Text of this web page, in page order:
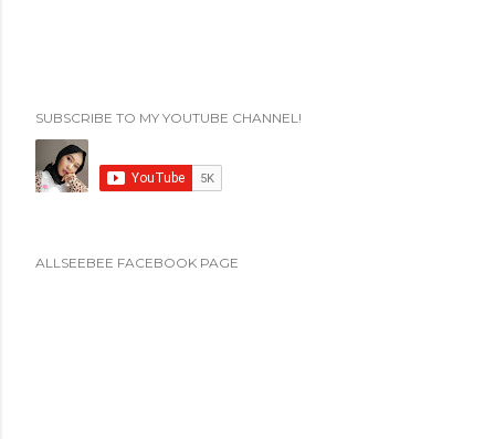
SUBSCRIBE TO MY YOUTUBE CHANNEL!
ALLSEEBEE FACEBOOK PAGE